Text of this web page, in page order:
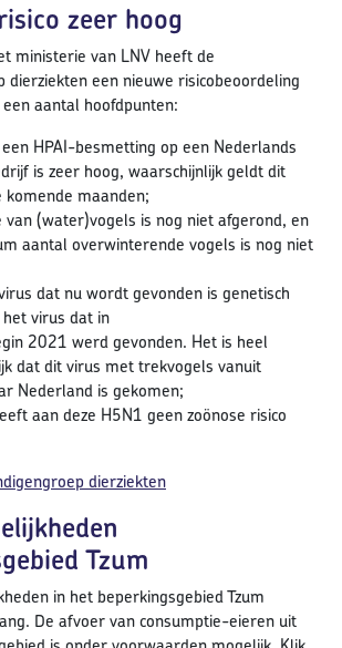
zeer hoog
ministerie van LNV heeft de
dierziekten een nieuwe risicobeoordeling
aantal hoofdpunten:
HPAI-besmetting op een Nederlands
is zeer hoog, waarschijnlijk geldt dit
komende maanden;
van (water)vogels is nog niet afgerond, en
aantal overwinterende vogels is nog niet
dat nu wordt gevonden is genetisch
virus dat in
2021 werd gevonden. Het is heel
dat dit virus met trekvogels vanuit
Nederland is gekomen;
aan deze H5N1 geen zoönose risico
dierziekten
Tzum
in het beperkingsgebied Tzum
De afvoer van consumptie-eieren uit